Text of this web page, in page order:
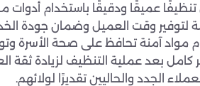
عميقًا ودقيقًا باستخدام أدوات
لتوفير وقت العميل وضمان جودة
مواد آمنة تحافظ على صحة الأسرة
بعد عملية التنظيف لزيادة ثقة
الجدد والحاليين تقديرًا لولائهم.